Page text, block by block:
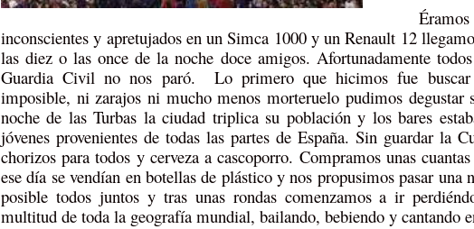
inconscientes y apretujados en un Simca 1000 y un Renault 12
las diez o las once de la noche doce amigos. Afortunadamente
Guardia Civil no nos paró. Lo primero que hicimos fue buscar
imposible, ni zarajos ni mucho menos morteruelo pudimos degustar
noche de las Turbas la ciudad triplica su población y los bares
jóvenes provenientes de todas las partes de España. Sin guardar la
chorizos para todos y cerveza a cascoporro. Compramos unas
ese día se vendían en botellas de plástico y nos propusimos pasar una
posible todos juntos y tras unas rondas comenzamos a ir
multitud de toda la geografía mundial, bailando, bebiendo y cantando